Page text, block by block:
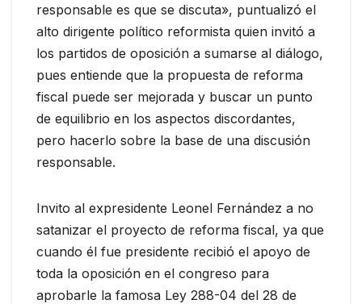
responsable es que se discuta», puntualizó el
alto dirigente político reformista quien invitó a
los partidos de oposición a sumarse al diálogo,
pues entiende que la propuesta de reforma
fiscal puede ser mejorada y buscar un punto
de equilibrio en los aspectos discordantes,
pero hacerlo sobre la base de una discusión
responsable.
Invito al expresidente Leonel Fernández a no
satanizar el proyecto de reforma fiscal, ya que
cuando él fue presidente recibió el apoyo de
toda la oposición en el congreso para
aprobarle la famosa Ley 288-04 del 28 de